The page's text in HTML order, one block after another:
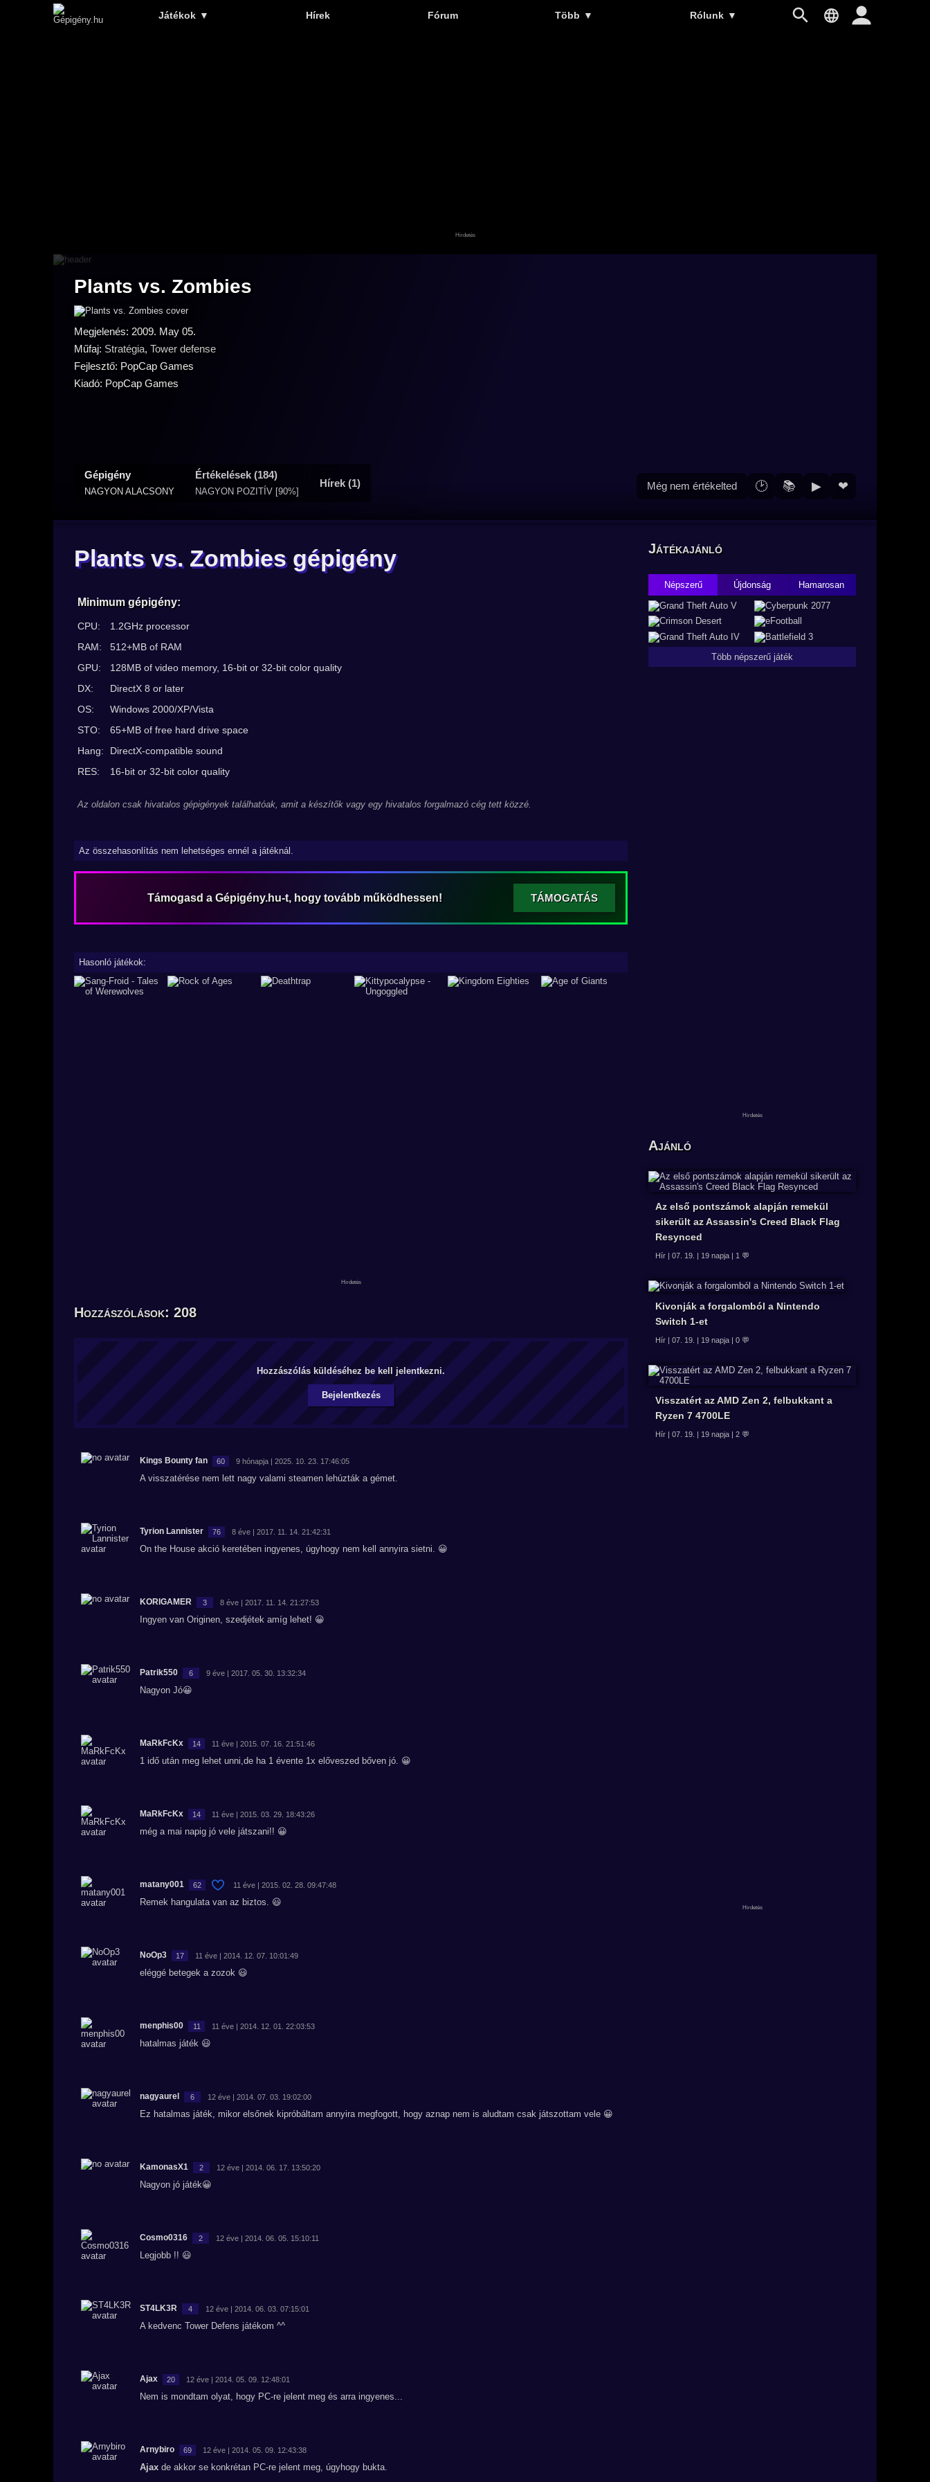
Játékok ▼ Hírek Fórum Több ▼ Rólunk ▼
Plants vs. Zombies
Megjelenés: 2009. May 05.
Műfaj: Stratégia, Tower defense
Fejlesztő: PopCap Games
Kiadó: PopCap Games
Gépigény
NAGYON ALACSONY
Értékelések (184)
NAGYON POZITÍV [90%]
Hírek (1) Még nem értékelted 🕑 📚 ▶ ❤
Plants vs. Zombies gépigény
Minimum gépigény:
CPU:
1.2GHz processor
RAM:
512+MB of RAM
GPU:
128MB of video memory, 16-bit or 32-bit color quality
DX:
DirectX 8 or later
OS:
Windows 2000/XP/Vista
STO:
65+MB of free hard drive space
Hang:
DirectX-compatible sound
RES:
16-bit or 32-bit color quality
Az oldalon csak hivatalos gépigények találhatóak, amit a készítők vagy egy hivatalos forgalmazó cég tett közzé.
Az összehasonlítás nem lehetséges ennél a játéknál.
Támogasd a Gépigény.hu-t, hogy tovább működhessen! TÁMOGATÁS
Hasonló játékok:
Hozzászólások: 208
Hozzászólás küldéséhez be kell jelentkezni.
Bejelentkezés
Kings Bounty fan 60 9 hónapja | 2025. 10. 23. 17:46:05
A visszatérése nem lett nagy valami steamen lehúzták a gémet.
Tyrion Lannister 76 8 éve | 2017. 11. 14. 21:42:31
On the House akció keretében ingyenes, úgyhogy nem kell annyira sietni. 😀
KORIGAMER 3 8 éve | 2017. 11. 14. 21:27:53
Ingyen van Originen, szedjétek amíg lehet! 😀
Patrik550 6 9 éve | 2017. 05. 30. 13:32:34
Nagyon Jó😀
MaRkFcKx 14 11 éve | 2015. 07. 16. 21:51:46
1 idő után meg lehet unni,de ha 1 évente 1x előveszed bőven jó. 😀
MaRkFcKx 14 11 éve | 2015. 03. 29. 18:43:26
még a mai napig jó vele játszani!! 😀
matany001 62 11 éve | 2015. 02. 28. 09:47:48
Remek hangulata van az biztos. 😃
NoOp3 17 11 éve | 2014. 12. 07. 10:01:49
eléggé betegek a zozok 😃
menphis00 11 11 éve | 2014. 12. 01. 22:03:53
hatalmas játék 😃
nagyaurel 6 12 éve | 2014. 07. 03. 19:02:00
Ez hatalmas játék, mikor elsőnek kipróbáltam annyira megfogott, hogy aznap nem is aludtam csak játszottam vele 😀
KamonasX1 2 12 éve | 2014. 06. 17. 13:50:20
Nagyon jó játék😀
Cosmo0316 2 12 éve | 2014. 06. 05. 15:10:11
Legjobb !! 😃
ST4LK3R 4 12 éve | 2014. 06. 03. 07:15:01
A kedvenc Tower Defens játékom ^^
Ajax 20 12 éve | 2014. 05. 09. 12:48:01
Nem is mondtam olyat, hogy PC-re jelent meg és arra ingyenes...
Arnybiro 69 12 éve | 2014. 05. 09. 12:43:38
Ajax de akkor se konkrétan PC-re jelent meg, úgyhogy bukta.
Játékajánló
Népszerű Újdonság Hamarosan
Több népszerű játék
Ajánló
Az első pontszámok alapján remekül
sikerült az Assassin's Creed Black Flag
Resynced
Hír | 07. 19. | 19 napja | 1 💬
Kivonják a forgalomból a Nintendo
Switch 1-et
Hír | 07. 19. | 19 napja | 0 💬
Visszatért az AMD Zen 2, felbukkant a
Ryzen 7 4700LE
Hír | 07. 19. | 19 napja | 2 💬